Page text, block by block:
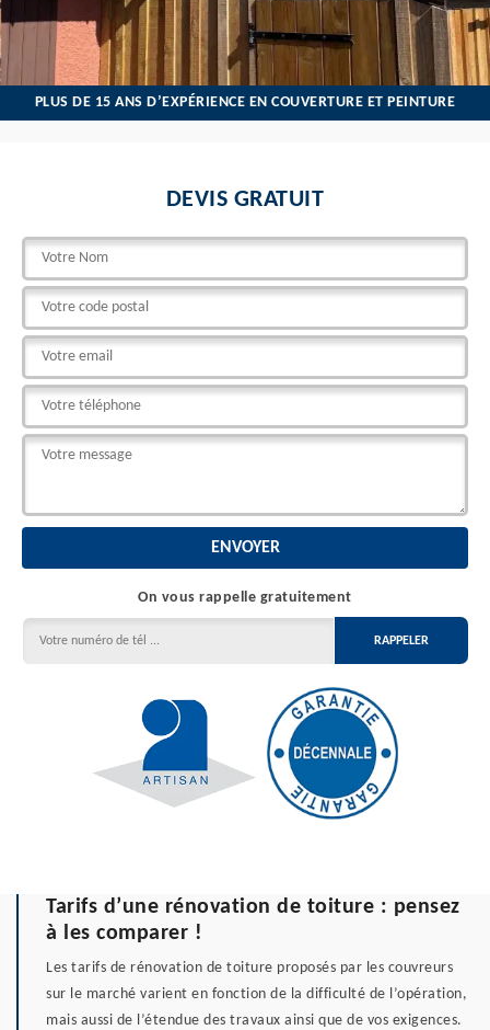
PLUS DE 15 ANS D’EXPÉRIENCE EN COUVERTURE ET PEINTURE
DEVIS GRATUIT
On vous rappelle gratuitement
Tarifs d’une rénovation de toiture : pensez
à les comparer !
Les tarifs de rénovation de toiture proposés par les couvreurs
sur le marché varient en fonction de la difficulté de l’opération,
mais aussi de l’étendue des travaux ainsi que de vos exigences.